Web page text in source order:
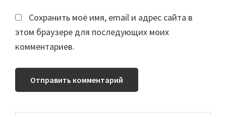
Сохранить моё имя, email и адрес сайта в
этом браузере для последующих моих
комментариев.